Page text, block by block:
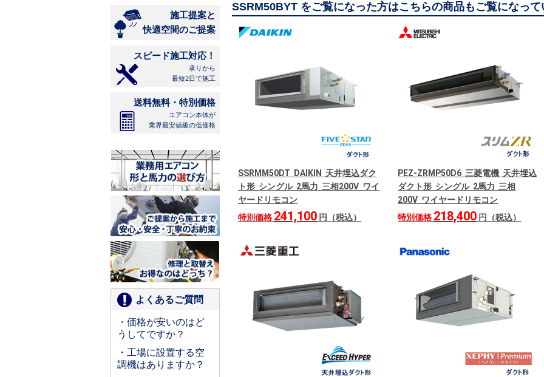
施工提案と
快適空間のご提案
スピード施工対応！
承りから
最短2日で施工
送料無料・特別価格
エアコン本体が
業界最安値級の低価格
よくあるご質問
・価格が安いのはど
うしてですか？
・工場に設置する空
調機はありますか？
SSRM50BYT をご覧になった方はこちらの商品もご覧になって
SSRMM50DT DAIKIN 天井埋込ダク
ト形 シングル 2馬力 三相200V ワイ
ヤードリモコン
特別価格 241,100 円（税込）
PEZ-ZRMP50D6 三菱電機 天井埋込
ダクト形 シングル 2馬力 三相
200V ワイヤードリモコン
特別価格 218,400 円（税込）